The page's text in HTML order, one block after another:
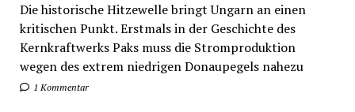
Die historische Hitzewelle bringt Ungarn an einen
kritischen Punkt. Erstmals in der Geschichte des
Kernkraftwerks Paks muss die Stromproduktion
wegen des extrem niedrigen Donaupegels nahezu
1 Kommentar